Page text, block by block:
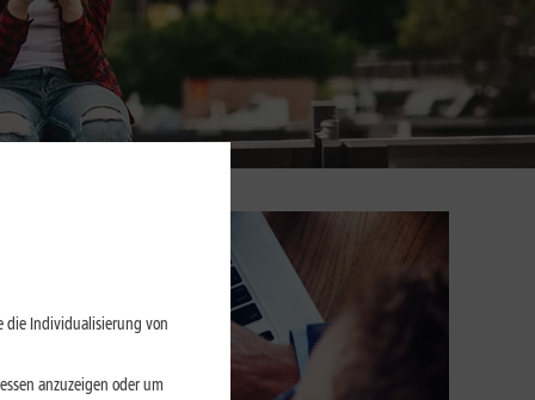
die Individualisierung von
anzuzeigen oder um